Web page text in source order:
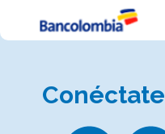
Conéctate